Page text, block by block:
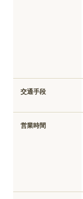
交通手段
営業時間